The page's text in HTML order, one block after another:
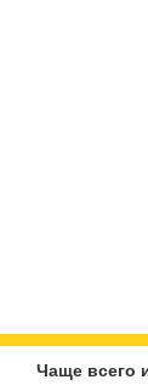
Чаще всего